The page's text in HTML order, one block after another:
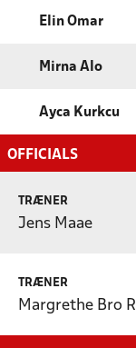
Elin Omar
Mirna Alo
Ayca Kurkcu
OFFICIALS
TRÆNER
Jens Maae
TRÆNER
Margrethe Bro